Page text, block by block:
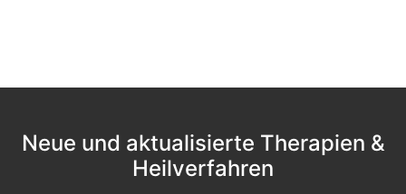
Neue und aktualisierte Therapien &
Heilverfahren